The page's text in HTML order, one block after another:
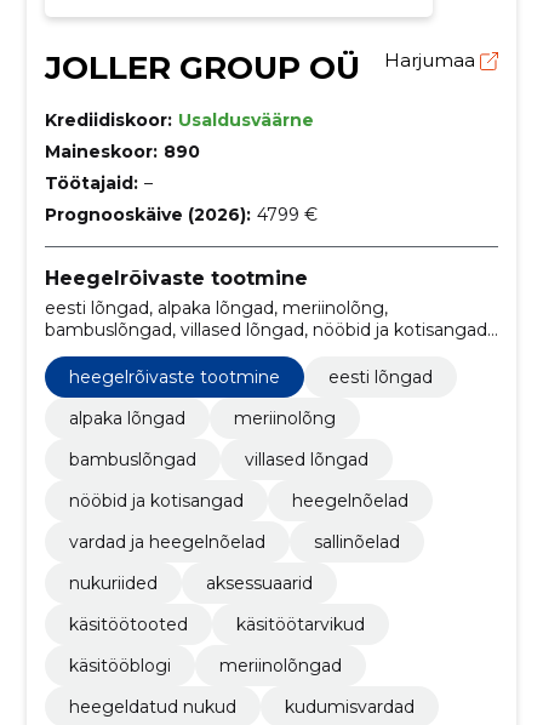
JOLLER GROUP OÜ Harjumaa
Krediidiskoor: Usaldusväärne
Maineskoor: 890
Töötajaid: –
Prognooskäive (2026): 4799 €
Heegelrõivaste tootmine
eesti lõngad, alpaka lõngad, meriinolõng,
bambuslõngad, villased lõngad, nööbid ja kotisangad,
heegelnõelad, vardad ja heegelnõelad, sallinõelad,
nukuriided
heegelrõivaste tootmine
eesti lõngad
alpaka lõngad
meriinolõng
bambuslõngad
villased lõngad
nööbid ja kotisangad
heegelnõelad
vardad ja heegelnõelad
sallinõelad
nukuriided
aksessuaarid
käsitöötooted
käsitöötarvikud
käsitööblogi
meriinolõngad
heegeldatud nukud
kudumisvardad